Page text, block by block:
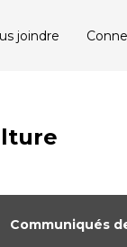
joindre
Communiqués